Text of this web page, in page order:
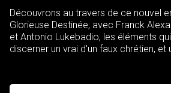
Découvrons au travers de ce nouvel
Glorieuse Destinée, avec Franck
et Antonio Lukebadio, les éléments
discerner un vrai d'un faux chrétien, et